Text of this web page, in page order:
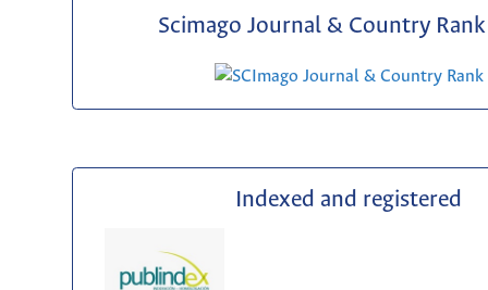
Scimago Journal & Country Rank
Indexed and registered